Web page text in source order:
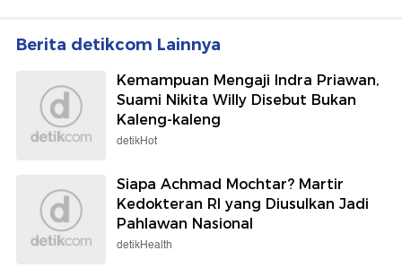
Berita detikcom Lainnya
Kemampuan Mengaji Indra Priawan,
Suami Nikita Willy Disebut Bukan
Kaleng-kaleng
detikHot
Siapa Achmad Mochtar? Martir
Kedokteran RI yang Diusulkan Jadi
Pahlawan Nasional
detikHealth